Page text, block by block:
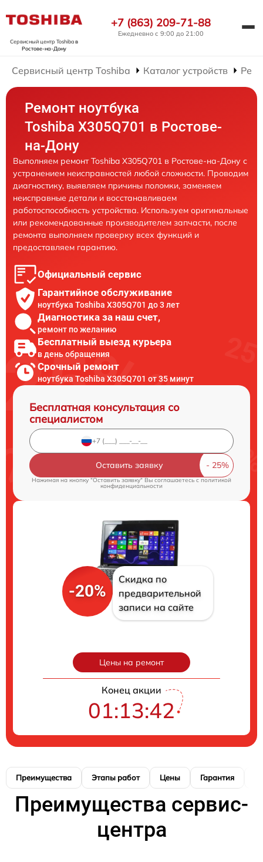
Сервисный центр Toshibaв
Ростове-на-Дону
+7 (863) 209-71-88
Ежедневно с 9:00 до 21:00
Сервисный центр Toshiba Каталог устройств
Ремонт ноутбука
Toshiba X305Q701 в Ростове-
на-Дону
Выполняем ремонт Toshiba X305Q701 в Ростове-на-Дону с
устранением неисправностей любой сложности. Проводим
диагностику, выявляем причины поломки, заменяем
неисправные детали и восстанавливаем
работоспособность устройства. Используем оригинальные
или рекомендованные производителем запчасти, после
ремонта выполняем проверку всех функций и
предоставляем гарантию.
Официальный сервис
Гарантийное обслуживание
ноутбука Toshiba X305Q701 до 3 лет
Диагностика за наш счет,
ремонт по желанию
Бесплатный выезд курьера
в день обращения
Срочный ремонт
ноутбука Toshiba X305Q701 от 35 минут
Бесплатная консультация со
специалистом
Оставить заявку
Нажимая на кнопку "Оставить заявку" Вы соглашаетесь cполитикой
конфиденциальности
-20%
Скидка по
предварительной
записи на сайте
Цены на ремонт
Конец акции
01:13:41
Преимущества Этапы работ Цены Гарантия
Преимущества сервис-
центра